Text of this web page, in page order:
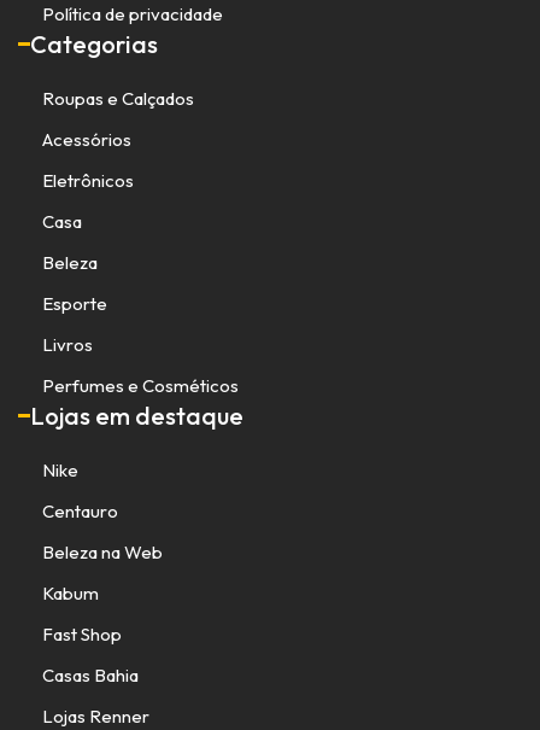
Política de privacidade
Categorias
Roupas e Calçados
Acessórios
Eletrônicos
Casa
Beleza
Esporte
Livros
Perfumes e Cosméticos
Lojas em destaque
Nike
Centauro
Beleza na Web
Kabum
Fast Shop
Casas Bahia
Lojas Renner